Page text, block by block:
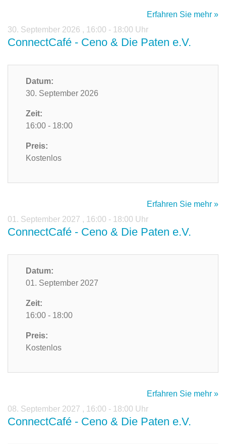
Erfahren Sie mehr »
30. September 2026 , 16:00 - 18:00 Uhr
ConnectCafé - Ceno & Die Paten e.V.
Datum:
30. September 2026
Zeit:
16:00 - 18:00
Preis:
Kostenlos
Erfahren Sie mehr »
01. September 2027 , 16:00 - 18:00 Uhr
ConnectCafé - Ceno & Die Paten e.V.
Datum:
01. September 2027
Zeit:
16:00 - 18:00
Preis:
Kostenlos
Erfahren Sie mehr »
08. September 2027 , 16:00 - 18:00 Uhr
ConnectCafé - Ceno & Die Paten e.V.